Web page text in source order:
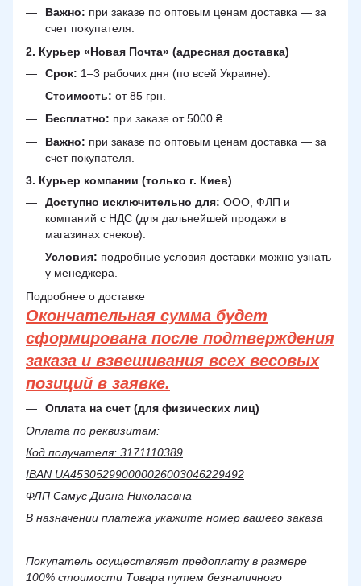
Важно: при заказе по оптовым ценам доставка — за
счет покупателя.
2. Курьер «Новая Почта» (адресная доставка)
Срок: 1–3 рабочих дня (по всей Украине).
Стоимость: от 85 грн.
Бесплатно: при заказе от 5000 ₴.
Важно: при заказе по оптовым ценам доставка — за
счет покупателя.
3. Курьер компании (только г. Киев)
Доступно исключительно для: ООО, ФЛП и
компаний с НДС (для дальнейшей продажи в
магазинах снеков).
Условия: подробные условия доставки можно узнать
у менеджера.
Подробнее о доставке
Окончательная сумма будет
сформирована после подтверждения
заказа и взвешивания всех весовых
позиций в заявке.
Оплата на счет (для физических лиц)
Оплата по реквизитам:
Код получателя: 3171110389
IBAN UA453052990000026003046229492
ФЛП Самус Диана Николаевна
В назначении платежа укажите номер вашего заказа
Покупатель осуществляет предоплату в размере
100% стоимости Товара путем безналичного